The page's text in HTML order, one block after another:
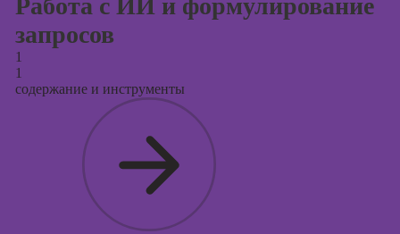
сайтов на Tilda
Работа с ИИ и формулирование
запросов
1
1
содержание и инструменты